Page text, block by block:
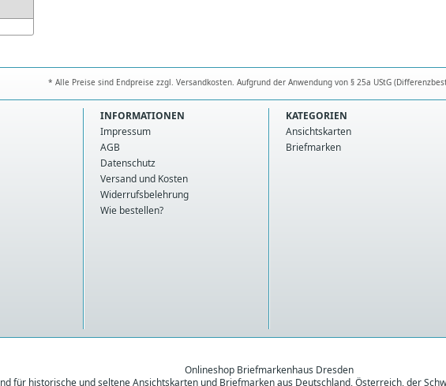
* Alle Preise sind Endpreise zzgl. Versandkosten. Aufgrund der Anwendung von § 25a UStG
INFORMATIONEN
Impressum
AGB
Datenschutz
Versand und Kosten
Widerrufsbelehrung
Wie bestellen?
KATEGORIEN
Ansichtskarten
Briefmarken
Onlineshop Briefmarkenhaus Dresden
für historische und seltene Ansichtskarten und Briefmarken aus Deutschland, Österreich, der